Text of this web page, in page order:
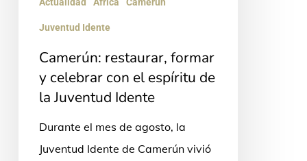
Juventud
Idente
Juventud Idente
Camerún: restaurar, formar
y celebrar con el espíritu de
la Juventud Idente
Durante el mes de agosto, la
Juventud Idente de Camerún vivió